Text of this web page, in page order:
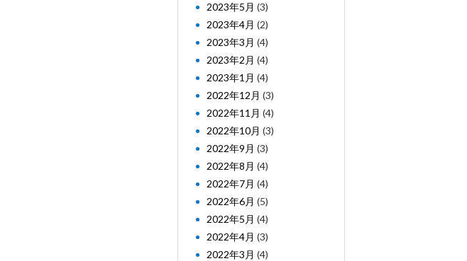
2023年5月 (3)
2023年4月 (2)
2023年3月 (4)
2023年2月 (4)
2023年1月 (4)
2022年12月 (3)
2022年11月 (4)
2022年10月 (3)
2022年9月 (3)
2022年8月 (4)
2022年7月 (4)
2022年6月 (5)
2022年5月 (4)
2022年4月 (3)
2022年3月 (4)